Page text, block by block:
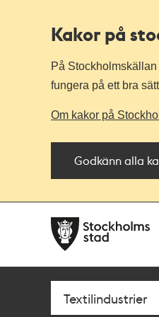
Kakor på
På
fungera på ett bra
Om kakor på
Godkänn alla
navigationen
huvudinnehållet
Sök